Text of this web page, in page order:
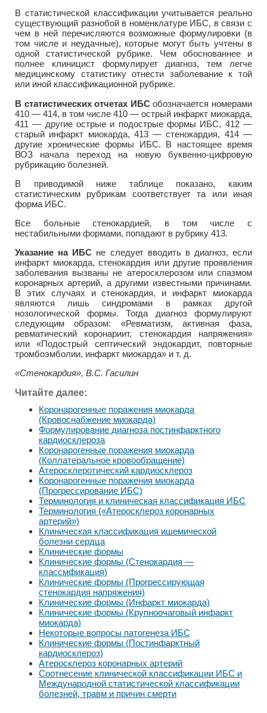
В статистической классификации учитывается реально
существующий разнобой в номенклатуре ИБС, в связи с
чем в ней перечисляются возможные формулировки (в
том числе и неудачные), которые могут быть учтены в
одной статистической рубрике. Чем обоснованнее и
полнее клиницист формулирует диагноз, тем легче
медицинскому статистику отнести заболевание к той
или иной классификационной рубрике.
В статистических отчетах ИБСобозначается номерами
410 — 414, в том числе 410 — острый инфаркт миокарда,
411 — другие острые и подострые формы ИБС, 412 —
старый инфаркт миокарда, 413 — стенокардия, 414 —
другие хронические формы ИБС. В настоящее время
ВОЗ начала переход на новую буквенно-цифровую
рубрикацию болезней.
В приводимой ниже таблице показано, каким
статистическим рубрикам соответствует та или иная
форма ИБС.
Все больные стенокардией, в том числе с
нестабильными формами, попадают в рубрику 413.
Указание на ИБС не следует вводить в диагноз, если
инфаркт миокарда, стенокардия или другие проявления
заболевания вызваны не атеросклерозом или спазмом
коронарных артерий, а другими известными причинами.
В этих случаях и стенокардия, и инфаркт миокарда
являются лишь синдромами в рамках другой
нозологической формы. Тогда диагноз формулируют
следующим образом: «Ревматизм, активная фаза,
ревматический коронариит, стенокардия напряжения»
или «Подострый септический эндокардит, повторные
тромбоэмболии, инфаркт миокарда» и т. д.
«Стенокардия», В.С. Гасилин
Читайте далее:
Коронарогенные поражения миокарда
(Кровоснабжение миокарда)
Формулирование диагноза постинфарктного
кардиосклероза
Коронарогенные поражения миокарда
(Коллатеральное кровообращение)
Атеросклеротический кардиосклероз
Коронарогенные поражения миокарда
(Прогрессирование ИБС)
Терминология и клиническая классификация ИБС
Терминология («Атеросклероз коронарных
артерий»)
Клиническая классификация ишемической
болезни сердца
Клинические формы
Клинические формы (Стенокардия —
классмфикация)
Клинические формы (Прогрессирующая
стенокардия напряжения)
Клинические формы (Инфаркт миокарда)
Клинические формы (Крупноочаговый инфаркт
миокарда)
Некоторые вопросы патогенеза ИБС
Клинические формы (Постинфарктный
кардиосклероз)
Атеросклероз коронарных артерий
Соотнесение клинической классификации ИБС и
Международной статистической классификации
болезней, травм и причин смерти